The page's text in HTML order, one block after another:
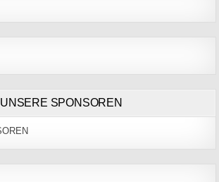
UNSERE SPONSOREN